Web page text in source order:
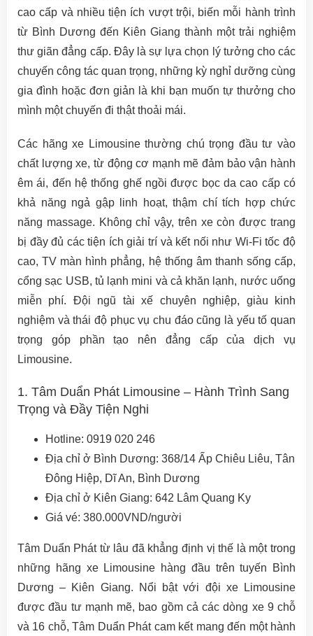
cao cấp và nhiều tiện ích vượt trội, biến mỗi hành trình
từ Bình Dương đến Kiên Giang thành một trải nghiệm
thư giãn đẳng cấp. Đây là sự lựa chọn lý tưởng cho các
chuyến công tác quan trọng, những kỳ nghỉ dưỡng cùng
gia đình hoặc đơn giản là khi bạn muốn tự thưởng cho
mình một chuyến đi thật thoải mái.
Các hãng xe Limousine thường chú trọng đầu tư vào
chất lượng xe, từ động cơ mạnh mẽ đảm bảo vận hành
êm ái, đến hệ thống ghế ngồi được bọc da cao cấp có
khả năng ngả gập linh hoạt, thậm chí tích hợp chức
năng massage. Không chỉ vậy, trên xe còn được trang
bị đầy đủ các tiện ích giải trí và kết nối như Wi-Fi tốc độ
cao, TV màn hình phẳng, hệ thống âm thanh sống cấp,
cổng sạc USB, tủ lạnh mini và cả khăn lạnh, nước uống
miễn phí. Đội ngũ tài xế chuyên nghiệp, giàu kinh
nghiệm và thái độ phục vụ chu đáo cũng là yếu tố quan
trọng góp phần tạo nên đẳng cấp của dịch vụ
Limousine.
1. Tâm Duẩn Phát Limousine – Hành Trình Sang
Trọng và Đầy Tiện Nghi
Hotline: 0919 020 246
Địa chỉ ở Bình Dương: 368/14 Ấp Chiêu Liêu, Tân
Đông Hiệp, Dĩ An, Bình Dương
Địa chỉ ở Kiên Giang: 642 Lâm Quang Ky
Giá vé: 380.000VND/người
Tâm Duẩn Phát từ lâu đã khẳng định vị thế là một trong
những hãng xe Limousine hàng đầu trên tuyến Bình
Dương – Kiên Giang. Nổi bật với đội xe Limousine
được đầu tư mạnh mẽ, bao gồm cả các dòng xe 9 chỗ
và 16 chỗ, Tâm Duẩn Phát cam kết mang đến một hành